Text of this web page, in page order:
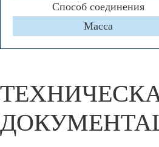
Способ соединения
Масса